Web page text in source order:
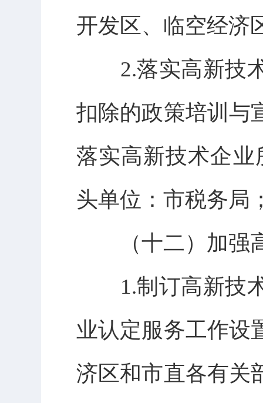
开发区、临空经济
2.落实高新技术
扣除的政策培训与
落实高新技术企
头单位：市税务局
（十二）加强高
1.制订高新技术
业认定服务工作设
济区和市直各有关